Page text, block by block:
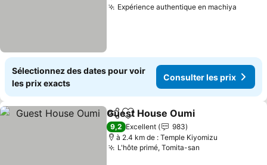
Expérience authentique en machiya
Sélectionnez des dates pour voir
les prix exacts
Consulter les prix
PartagerAjouter à mes favoris
Guest House Oumi
9,2 Excellent
983
à 2.4 km de : Temple Kiyomizu
L'hôte primé, Tomita-san